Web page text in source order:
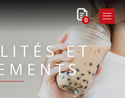
0
ET